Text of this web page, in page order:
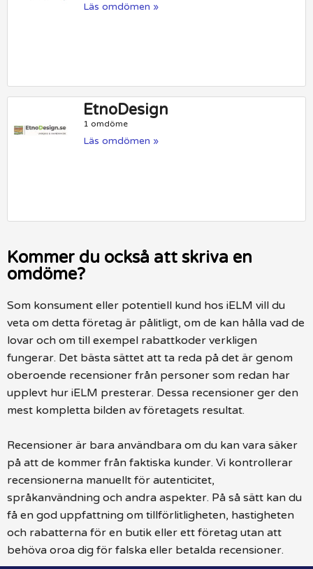
Läs omdömen »
EtnoDesign
1 omdöme
Läs omdömen »
Kommer du också att skriva en
omdöme?
Som konsument eller potentiell kund hos iELM vill du
veta om detta företag är pålitligt, om de kan hålla vad de
lovar och om till exempel rabattkoder verkligen
fungerar. Det bästa sättet att ta reda på det är genom
oberoende recensioner från personer som redan har
upplevt hur iELM presterar. Dessa recensioner ger den
mest kompletta bilden av företagets resultat.
Recensioner är bara användbara om du kan vara säker
på att de kommer från faktiska kunder. Vi kontrollerar
recensionerna manuellt för autenticitet,
språkanvändning och andra aspekter. På så sätt kan du
få en god uppfattning om tillförlitligheten, hastigheten
och rabatterna för en butik eller ett företag utan att
behöva oroa dig för falska eller betalda recensioner.